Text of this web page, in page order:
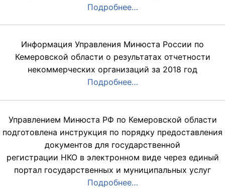
Подробнее…
Информация Управления Минюста России по
Кемеровской области о результатах отчетности
некоммерческих организаций за 2018 год
Подробнее…
Управлением Минюста РФ по Кемеровской области
подготовлена инструкция по порядку предоставления
документов для государственной
регистрации НКО в электронном виде через единый
портал государственных и муниципальных услуг
Подробнее…